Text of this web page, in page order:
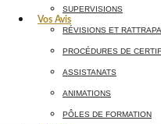
Vos Avis
SUPERVISIONS
RÉVISIONS ET
PROCÉDURES DE
ASSISTANATS
ANIMATIONS
PÔLES DE FORMATION